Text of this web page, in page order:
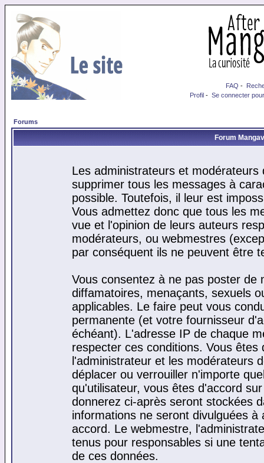
FAQ -
Profil - Se connecter
Forums
Forum
Les administrateurs et
supprimer tous les messages à
possible. Toutefois, il leur est
Vous admettez donc que tous les
vue et l'opinion de leurs auteurs
modérateurs, ou webmestres
par conséquent ils ne peuvent être
Vous consentez à ne pas poster de
diffamatoires, menaçants, sexuels
applicables. Le faire peut vous
permanente (et votre fournisseur
échéant). L'adresse IP de chaque
respecter ces conditions. Vous
l'administrateur et les modérateurs
déplacer ou verrouiller n'importe
qu'utilisateur, vous êtes d'accord
donnerez ci-après seront stockées
informations ne seront divulguées
accord. Le webmestre,
tenus pour responsables si une
de ces données.